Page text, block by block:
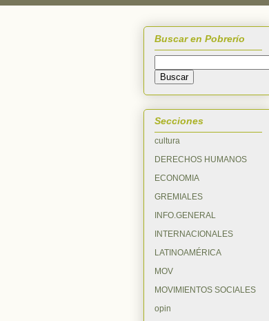
Buscar en Pobrerío
Secciones
cultura
DERECHOS HUMANOS
ECONOMIA
GREMIALES
INFO.GENERAL
INTERNACIONALES
LATINOAMÉRICA
MOV
MOVIMIENTOS SOCIALES
opin